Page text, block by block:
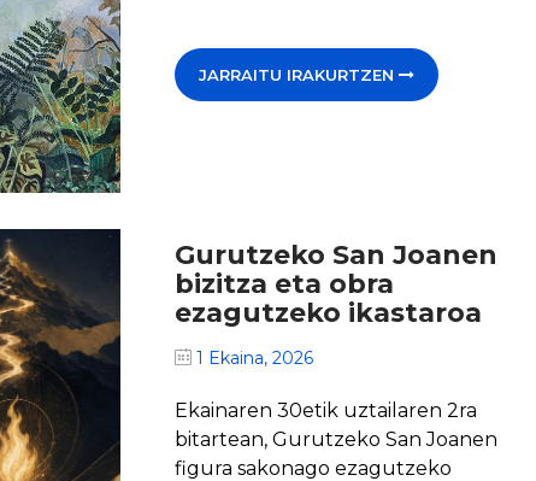
JARRAITU IRAKURTZEN
Gurutzeko San Joanen
bizitza eta obra
ezagutzeko ikastaroa
1 Ekaina, 2026
Ekainaren 30etik uztailaren 2ra
bitartean, Gurutzeko San Joanen
figura sakonago ezagutzeko